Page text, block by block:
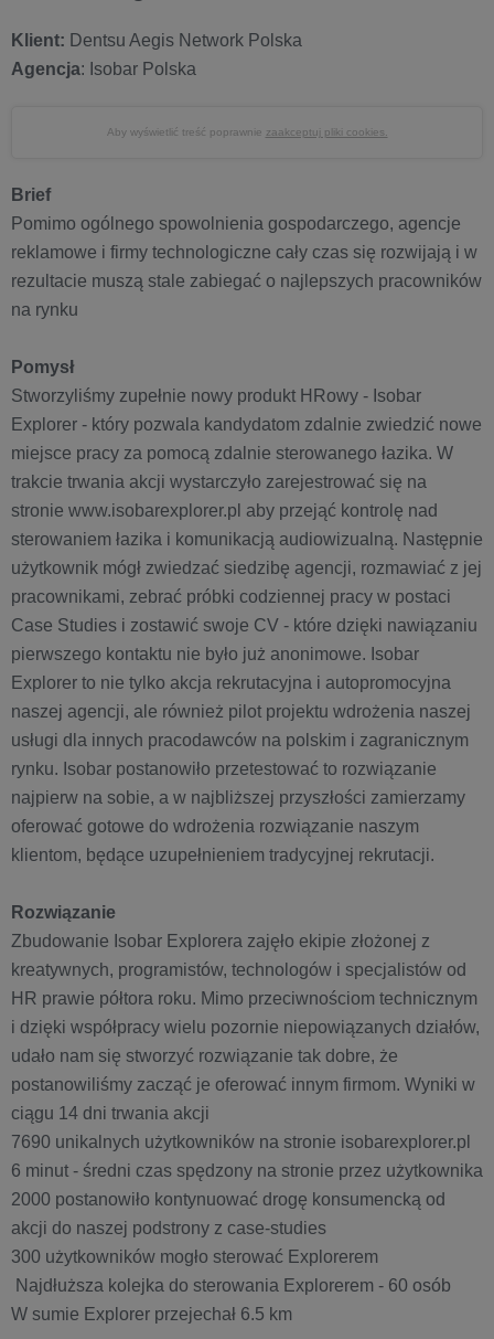
Klient: Dentsu Aegis Network Polska
Agencja: Isobar Polska
Aby wyświetlić treść poprawnie zaakceptuj pliki cookies.
Brief
Pomimo ogólnego spowolnienia gospodarczego, agencje
reklamowe i firmy technologiczne cały czas się rozwijają i w
rezultacie muszą stale zabiegać o najlepszych pracowników
na rynku
Pomysł
Stworzyliśmy zupełnie nowy produkt HRowy - Isobar
Explorer - który pozwala kandydatom zdalnie zwiedzić nowe
miejsce pracy za pomocą zdalnie sterowanego łazika. W
trakcie trwania akcji wystarczyło zarejestrować się na
stronie www.isobarexplorer.pl aby przejąć kontrolę nad
sterowaniem łazika i komunikacją audiowizualną. Następnie
użytkownik mógł zwiedzać siedzibę agencji, rozmawiać z jej
pracownikami, zebrać próbki codziennej pracy w postaci
Case Studies i zostawić swoje CV - które dzięki nawiązaniu
pierwszego kontaktu nie było już anonimowe. Isobar
Explorer to nie tylko akcja rekrutacyjna i autopromocyjna
naszej agencji, ale również pilot projektu wdrożenia naszej
usługi dla innych pracodawców na polskim i zagranicznym
rynku. Isobar postanowiło przetestować to rozwiązanie
najpierw na sobie, a w najbliższej przyszłości zamierzamy
oferować gotowe do wdrożenia rozwiązanie naszym
klientom, będące uzupełnieniem tradycyjnej rekrutacji.
Rozwiązanie
Zbudowanie Isobar Explorera zajęło ekipie złożonej z
kreatywnych, programistów, technologów i specjalistów od
HR prawie półtora roku. Mimo przeciwnościom technicznym
i dzięki współpracy wielu pozornie niepowiązanych działów,
udało nam się stworzyć rozwiązanie tak dobre, że
postanowiliśmy zacząć je oferować innym firmom. Wyniki w
ciągu 14 dni trwania akcji
7690 unikalnych użytkowników na stronie isobarexplorer.pl
6 minut - średni czas spędzony na stronie przez użytkownika
2000 postanowiło kontynuować drogę konsumencką od
akcji do naszej podstrony z case-studies
300 użytkowników mogło sterować Explorerem
Najdłuższa kolejka do sterowania Explorerem - 60 osób
W sumie Explorer przejechał 6.5 km